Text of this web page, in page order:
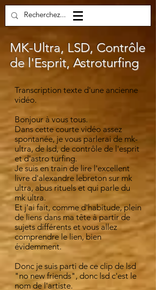
MK-Ultra, LSD, Contrôle
de l'Esprit, Astroturfing
Transcription texte d'une ancienne
vidéo.
Bonjour à vous tous.
Dans cette courte vidéo assez
spontanée, je vous parlerai de mk-
ultra, de lsd, de contrôle de l'esprit
et d'astro turfing.
Je suis en train de lire l'excellent
livre d'alexandre lebreton sur mk
ultra, abus rituels et qui parle du
mk ultra.
Et j'ai fait, comme d'habitude, plein
de liens dans ma tête à partir de
sujets différents et vous allez
comprendre le lien, bien
évidemment.
Donc je suis parti de ce clip de lsd
"no new friends", donc lsd c'est le
nom de l'artiste.